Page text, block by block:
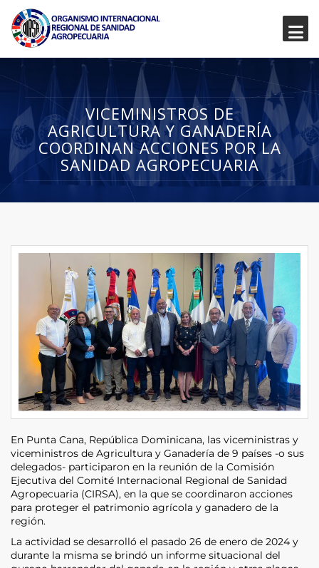
VICEMINISTROS DE
AGRICULTURA Y GANADERÍA
COORDINAN ACCIONES POR LA
SANIDAD AGROPECUARIA
En Punta Cana, República Dominicana, las viceministras y
viceministros de Agricultura y Ganadería de 9 países -o sus
delegados- participaron en la reunión de la Comisión
Ejecutiva del Comité Internacional Regional de Sanidad
Agropecuaria (CIRSA), en la que se coordinaron acciones
para proteger el patrimonio agrícola y ganadero de la
región.
La actividad se desarrolló el pasado 26 de enero de 2024 y
durante la misma se brindó un informe situacional del